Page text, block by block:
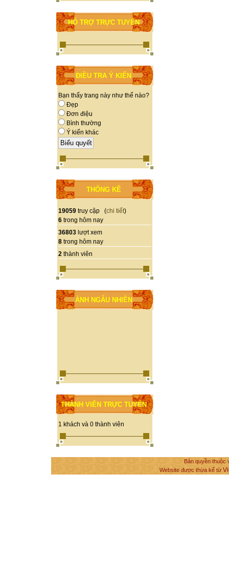
HỖ TRỢ TRỰC TUYẾN
ĐIỀU TRA Ý KIẾN
Bạn thấy trang này như thế nào?
Đẹp
Đơn điệu
Bình thường
Ý kiến khác
THỐNG KÊ
19059 truy cập (chi tiết)
6 trong hôm nay
36803 lượt xem
8 trong hôm nay
2 thành viên
ẢNH NGẪU NHIÊN
THÀNH VIÊN TRỰC TUYẾN
1 khách và 0 thành viên
Bản quyền thuộc
Website được thừa kế từ